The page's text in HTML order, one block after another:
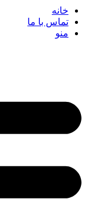
خانه
تماس با ما
منو